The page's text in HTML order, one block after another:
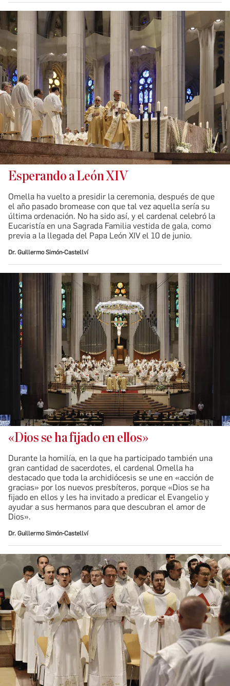
Esperando a León XIV
Omella ha vuelto a presidir la ceremonia, después de que
el año pasado bromease con que tal vez aquella sería su
última ordenación. No ha sido así, y el cardenal celebró la
Eucaristía en una Sagrada Familia vestida de gala, como
previa a la llegada del Papa León XIV el 10 de junio.
Dr. Guillermo Simón-Castellví
«Dios se ha fijado en ellos»
Durante la homilía, en la que ha participado también una
gran cantidad de sacerdotes, el cardenal Omella ha
destacado que toda la archidiócesis se une en «acción de
gracias» por los nuevos presbíteros, porque «Dios se ha
fijado en ellos y les ha invitado a predicar el Evangelio y
ayudar a sus hermanos para que descubran el amor de
Dios».
Dr. Guillermo Simón-Castellví